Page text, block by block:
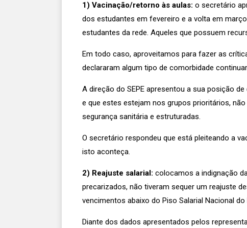
1) Vacinação/retorno às aulas: o secretário
dos estudantes em fevereiro e a volta em
estudantes da rede. Aqueles que possuem
Em todo caso, aproveitamos para fazer as
declararam algum tipo de comorbidade
A direção do SEPE apresentou a sua posição
e que estes estejam nos grupos prioritários,
segurança sanitária e estruturadas.
O secretário respondeu que está pleiteando a
isto aconteça.
2) Reajuste salarial: colocamos a indignação
precarizados, não tiveram sequer um reajuste
vencimentos abaixo do Piso Salarial Nacional
Diante dos dados apresentados pelos